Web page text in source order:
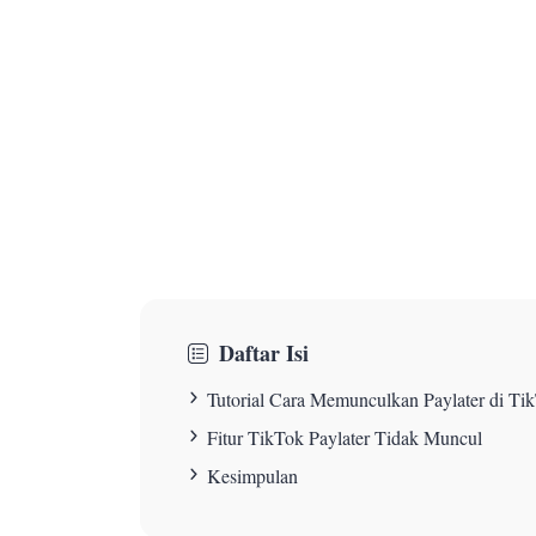
Daftar Isi
Tutorial Cara Memunculkan Paylater di
Fitur TikTok Paylater Tidak Muncul
Kesimpulan